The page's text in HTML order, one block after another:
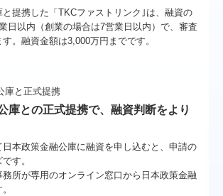
金・融資情報
ち情報
Q&A
と提携した「TKCファストリンク｣は、融資の
日以内（創業の場合は7営業日以内）で、審査
。融資金額は3,000万円までです。
庫との正式提携で、融資判断をより
日本政策金融公庫に融資を申し込むと、申請の
す。
務所が専用のオンライン窓口から日本政策金融